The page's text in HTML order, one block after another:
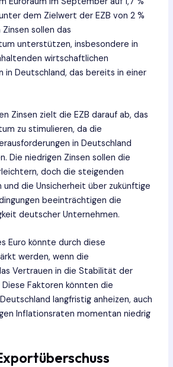
dem Zielwert der EZB von 2 %
sollen das
unterstützen, insbesondere in
wirtschaftlichen
in Deutschland, das bereits in einer
Zinsen zielt die EZB darauf ab, das
zu stimulieren, da die
in Deutschland
Die niedrigen Zinsen sollen die
doch die steigenden
die Unsicherheit über zukünftige
beeinträchtigen die
deutscher Unternehmen.
Euro könnte durch diese
werden, wenn die
Vertrauen in die Stabilität der
Diese Faktoren könnten die
langfristig anheizen, auch
Inflationsraten momentan niedrig